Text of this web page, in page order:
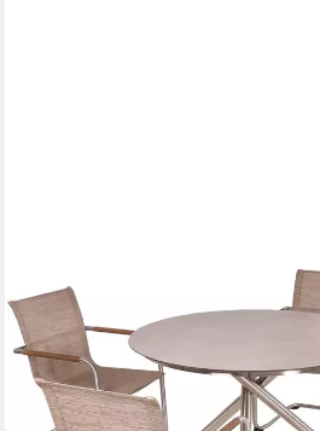
GARDEN PLEASURE
Garten-Essgruppe SIENNA, (5-tlg)
1.109,00 €
UVP
-24%
lieferbar in 2 Wochen